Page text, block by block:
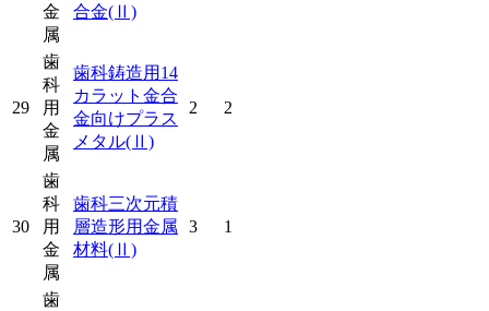
金
属
合金(Ⅱ)
29
歯
科
用
金
属
歯科鋳造用14
カラット金合
金向けプラス
メタル(Ⅱ)
2 2
30
歯
科
用
金
属
歯科三次元積
層造形用金属
材料(Ⅱ)
3 1
歯